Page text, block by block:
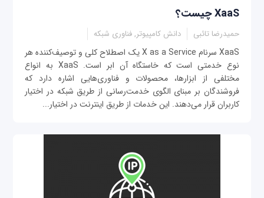
XaaS چیست؟
حمیدرضا تائبی دانش کامپیوتر, فناوری شبکه
XaaS سرنام X as a Service یک اصطلاح کلی و توصیف‌کننده هر
نوع خدمتی است که خاستگاه آن ابر است. XaaS به انواع
مختلفی از ابزارها، محصولات و فناوری‌هایی اشاره دارد که
فروشندگان بر مبنای الگوی خدمت‌رسانی از طریق شبکه در اختیار
کاربران قرار می‌دهند. این خدمات از طریق اینترنت در اختیار...